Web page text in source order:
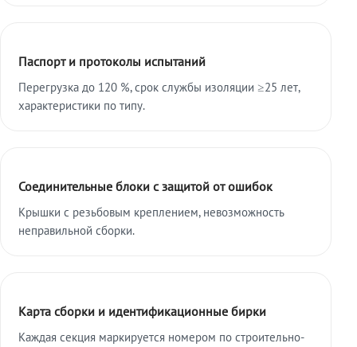
Паспорт и протоколы испытаний
Перегрузка до 120 %, срок службы изоляции ≥25 лет,
характеристики по типу.
Соединительные блоки с защитой от ошибок
Крышки с резьбовым креплением, невозможность
неправильной сборки.
Карта сборки и идентификационные бирки
Каждая секция маркируется номером по строительно-